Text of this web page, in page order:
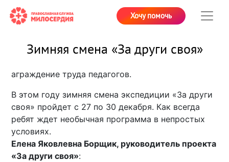
Хочу помочь
Зимняя смена «За други своя»
аграждение труда педагогов.
В этом году зимняя смена экспедиции «За други
своя» пройдет с 27 по 30 декабря. Как всегда
ребят ждет необычная программа в непростых
условиях.
Елена Яковлевна Борщик, руководитель проекта
«За други своя»: